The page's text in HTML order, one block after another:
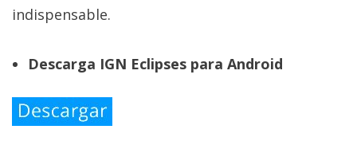
indispensable.
Descarga IGN Eclipses para Android